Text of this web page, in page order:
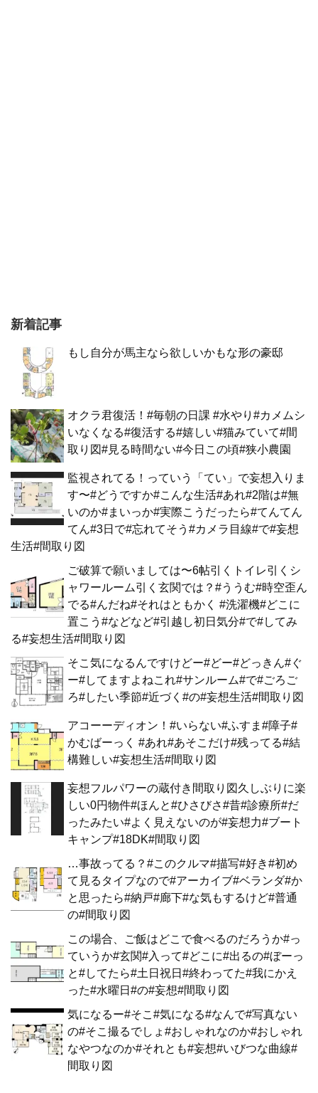
新着記事
もし自分が馬主なら欲しいかもな形の豪邸
オクラ君復活！#毎朝の日課 #水やり#カメムシ
いなくなる#復活する#嬉しい#猫みていて#間
取り図#見る時間ない#今日この頃#狭小農園
監視されてる！っていう「てい」で妄想入りま
す〜#どうですか#こんな生活#あれ#2階は#無
いのか#まいっか#実際こうだったら#てんてん
てん#3日で#忘れてそう#カメラ目線#で#妄想
生活#間取り図
ご破算で願いましては〜6帖引くトイレ引くシ
ャワールーム引く玄関では？#ううむ#時空歪ん
でる#んだね#それはともかく #洗濯機#どこに
置こう#などなど#引越し初日気分#で#してみ
る#妄想生活#間取り図
そこ気になるんですけどー#どー#どっきん#ぐ
ー#してますよねこれ#サンルーム#で#ごろご
ろ#したい季節#近づく#の#妄想生活#間取り図
アコーーディオン！#いらない#ふすま#障子#
かむばーっく #あれ#あそこだけ#残ってる#結
構難しい#妄想生活#間取り図
妄想フルパワーの蔵付き間取り図久しぶりに楽
しい0円物件#ほんと#ひさびさ#昔#診療所#だ
ったみたい#よく見えないのが#妄想力#ブート
キャンプ#18DK#間取り図
…事故ってる？#このクルマ#描写#好き#初め
て見るタイプなので#アーカイブ#ベランダ#か
と思ったら#納戸#廊下#な気もするけど#普通
の#間取り図
この場合、ご飯はどこで食べるのだろうか#っ
ていうか#玄関#入って#どこに#出るの#ぼーっ
と#してたら#土日祝日#終わってた#我にかえ
った#水曜日#の#妄想#間取り図
気になるー#そこ#気になる#なんで#写真ない
の#そこ撮るでしょ#おしゃれなのか#おしゃれ
なやつなのか#それとも#妄想#いびつな曲線#
間取り図